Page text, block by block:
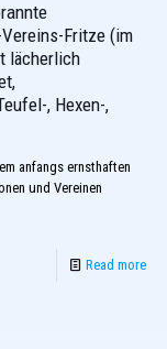
Fritze (im
lächerlich
, Hexen-,
anfangs ernsthaften
und Vereinen
Read more